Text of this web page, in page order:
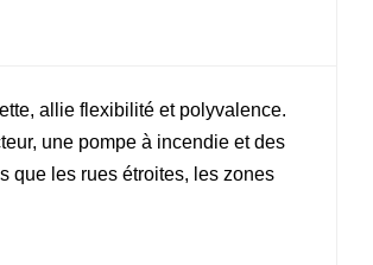
allie flexibilité et polyvalence.
une pompe à incendie et des
que les rues étroites, les zones